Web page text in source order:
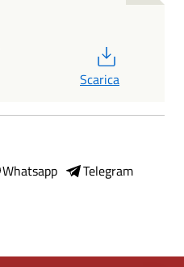
Scarica
Whatsapp
Telegram